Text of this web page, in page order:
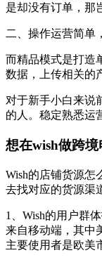
是却没有订单，那
二、操作运营简单
而精品模式是打造
数据，上传相关的
对于新手小白来说
的人。稳定熟悉运
想在wish做跨
Wish的店铺货源怎
去找对应的货源渠
1、Wish的用户群
来自移动端，其中
主要使用者是欧美